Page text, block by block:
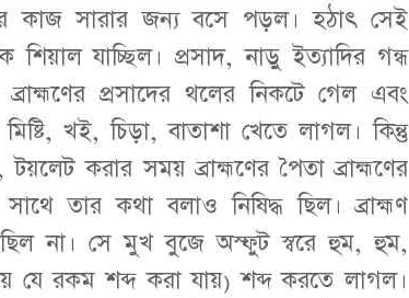
কাজ সারার জন্য বসে পড়ল। হঠাৎ সেই
যাচ্ছিল। প্রসাদ, নাড়ু ইত্যাদির গন্ধ
প্রসাদের থলের নিকটে গেল এবং
খই, চিড়া, বাতাশা খেতে লাগল। কিন্তু
টয়লেট করার সময় ব্রাহ্মণের পৈতা ব্রাহ্মণের
তার কথা বলাও নিষিদ্ধ ছিল। ব্রাহ্মণ
না। সে মুখ বুজে অস্ফুট স্বরে হুম, হুম,
রকম শব্দ করা যায়) শব্দ করতে লাগল।